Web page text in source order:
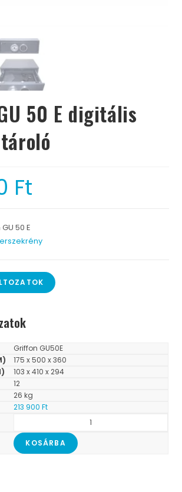
50 E digitális
Ft
50 E
Griffon GU50E
175 x 500 x 360
103 x 410 x 294
12
26 kg
213 900Ft
KOSÁRBA